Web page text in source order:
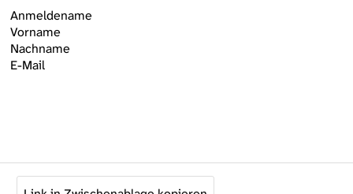
Anmeldename
Vorname
Nachname
E-Mail